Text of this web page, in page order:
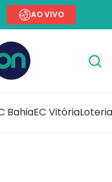
AO VIVO
BahiaEC Vitória